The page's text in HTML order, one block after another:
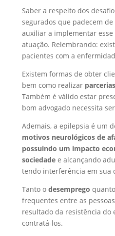
Saber a respeito dos
segurados que padecem
auxiliar a implementar esse
atuação. Relembrando:
pacientes com a
Existem formas de obter
bem como realizar parcerias
Também é válido estar
bom advogado necessita ser
Ademais, a epilepsia é um
motivos neurológicos de
possuindo um impacto
sociedadee alcançando
tendo interferência em sua
Tanto o desemprego
frequentes entre as
resultado da resistência do
contratá-los.